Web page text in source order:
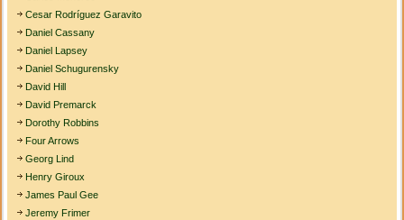
Cesar Rodríguez Garavito
Daniel Cassany
Daniel Lapsey
Daniel Schugurensky
David Hill
David Premarck
Dorothy Robbins
Four Arrows
Georg Lind
Henry Giroux
James Paul Gee
Jeremy Frimer